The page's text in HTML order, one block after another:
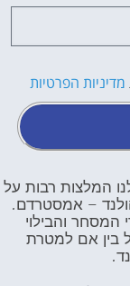
מדיניות הפרטיות
המלצות רבות על
– אמסטרדם.
המסחר והבילוי
בין אם למטרת